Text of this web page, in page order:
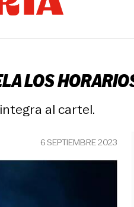
LOS
al cartel.
6 SEPTIEMBRE 2023